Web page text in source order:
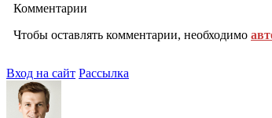
Комментарии
Чтобы оставлять комментарии, необходимо
Вход на сайт Рассылка